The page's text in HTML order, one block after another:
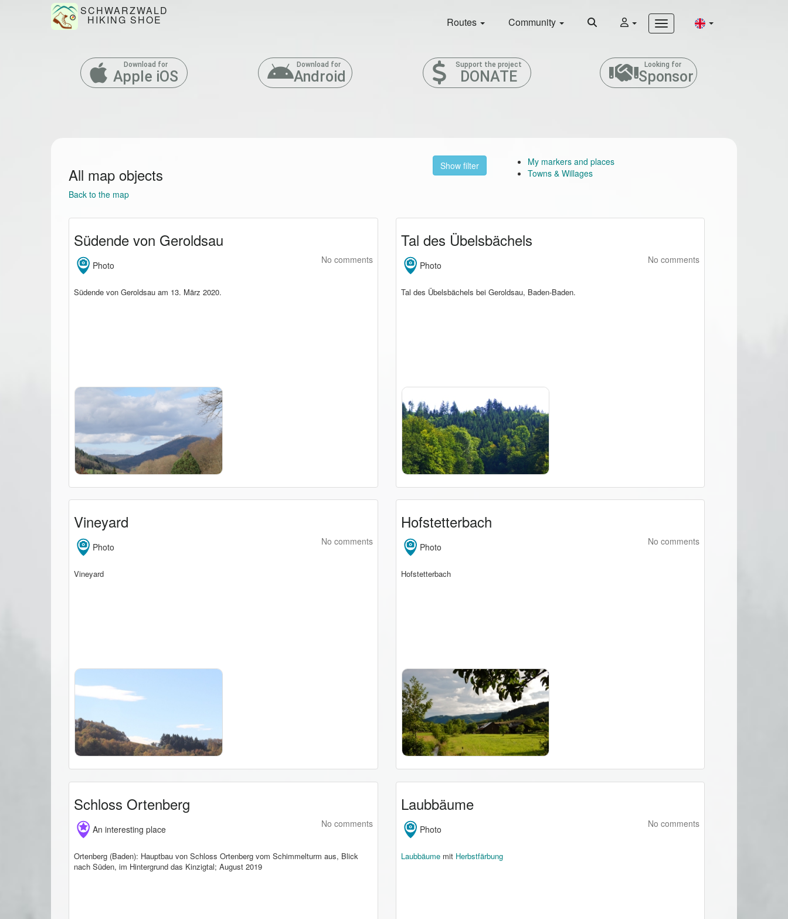
SCHWARZWALD
HIKING SHOE Routes Community
Download for
Apple iOS
Download for
Android
Support the project
DONATE
Looking for
Sponsor
All map objects
Back to the map
Show filter
My markers and places
Towns & Willages
Südende von Geroldsau
Photo
No comments
Südende von Geroldsau am 13. März 2020.
Tal des Übelsbächels
Photo
No comments
Tal des Übelsbächels bei Geroldsau, Baden-Baden.
Vineyard
Photo
No comments
Vineyard
Hofstetterbach
Photo
No comments
Hofstetterbach
Schloss Ortenberg
An interesting place
No comments
Ortenberg (Baden): Hauptbau von Schloss Ortenberg vom Schimmelturm aus, Blick
nach Süden, im Hintergrund das Kinzigtal; August 2019
Laubbäume
Photo
No comments
Laubbäumemit Herbstfärbung